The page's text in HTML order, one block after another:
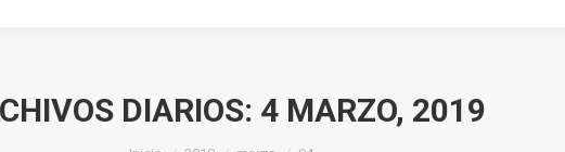
DIARIOS: 4 MARZO, 2019
Estás aquí: